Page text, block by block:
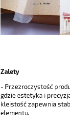
Zalety
- Przezroczystość
gdzie estetyka i
kleistość zapewnia
elementu.